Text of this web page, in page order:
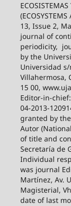
ECOSISTEMAS
13, Issue 2,
journal of
periodicity,
by the
Universidad
Villahermosa,
15 00,
Editor-in-
04-2013-
granted by
Autor
of title and
Secretaría de
Individual
was journal
Martínez, Av.
Magisterial,
date of last